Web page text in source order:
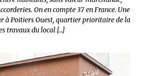
On en compte 37 en France. Une
à Poitiers Ouest, quartier prioritaire de la
travaux du local […]